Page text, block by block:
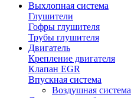
Выхлопная система
Глушители
Гофры глушителя
Трубы глушителя
Двигатель
Крепление двигателя
Клапан EGR
Впускная система
Воздушная система